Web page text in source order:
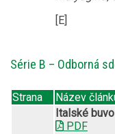
[E]
Série B – Odborná
Strana Název
Italské
PDF